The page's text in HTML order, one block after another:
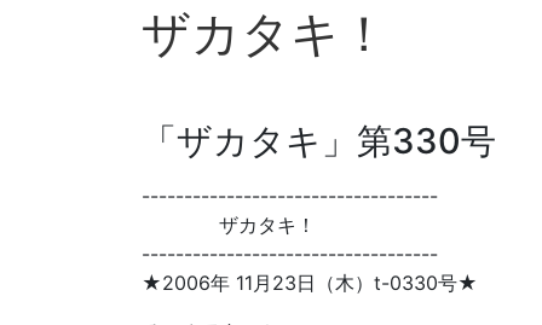
ザカタキ！
「ザカタキ」第330号
-----------------------------------
ザカタキ！
-----------------------------------
★2006年 11月23日（木）t-0330号★